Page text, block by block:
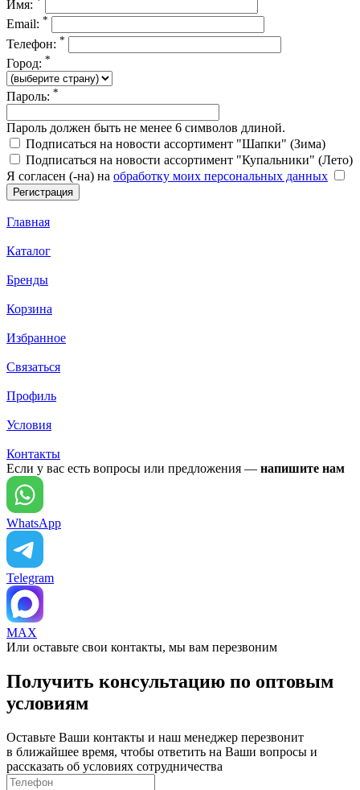
Имя:
Email: *
Телефон: *
Город: *
Пароль: *
Пароль должен быть не менее 6 символов длиной.
Подписаться на новости ассортимент "Шапки" (Зима)
Подписаться на новости ассортимент "Купальники" (Лето)
Я согласен (-на) на обработку моих персональных данных
Главная
Каталог
Бренды
Корзина
Избранное
Связаться
Профиль
Условия
Контакты
Если у вас есть вопросы или предложения — напишите нам
WhatsApp
Telegram
MAX
Или оставьте свои контакты, мы вам перезвоним
Получить консультацию по оптовым
условиям
Оставьте Ваши контакты и наш менеджер перезвонит
в ближайшее время, чтобы ответить на Ваши вопросы и
рассказать об условиях сотрудничества